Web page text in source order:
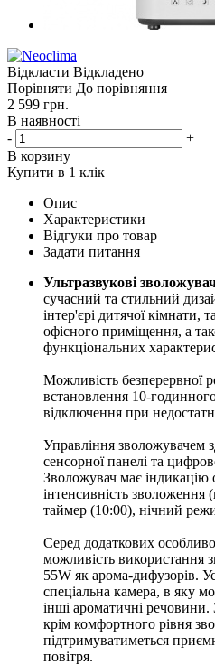
Відкласти Відкладено
Порівняти До порівняння
2 599 грн.
В наявності
-
+
В корзину
Купити в 1 клік
Опис
Характеристики
Відгуки про товар
Задати питання
Ультразвукові
сучасний та стильний
інтер'єрі дитячої кімнати,
офісного приміщення, а
функціональних
Можливість безперервної
встановлення 10-
відключення при
Управління зволожувачем
сенсорної панелі та
Зволожувач має індикацію
інтенсивність зволоження
таймер (10:00), нічний
Серед додаткових
можливість використання
55W як арома-дифузорів.
спеціальна камера, в яку
інші ароматичні
крім комфортного рівня
підтримуватиметься
повітря.